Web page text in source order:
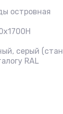
островная
серый
RAL